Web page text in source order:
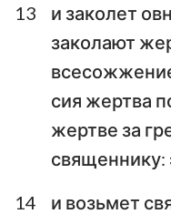
13
и заколет
заколают
сия жертва
жертве за
священнику:
14
и возьмет